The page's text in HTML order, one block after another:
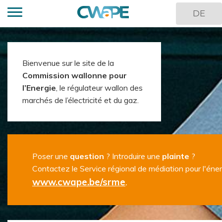
Overslaan
en
naar
de
inhoud
DE
Inhoud
Bienvenue sur le site de la
Commission wallonne pour
l’Energie, le régulateur wallon des
marchés de l’électricité et du gaz.
Poser une question ? Introduire une plainte ?
Contactez le Service régional de médiation pour
www.cwape.be/srme.